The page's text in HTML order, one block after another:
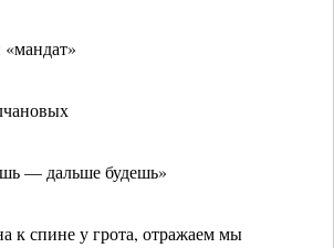
— дальше будешь»
к спине у грота, отражаем мы